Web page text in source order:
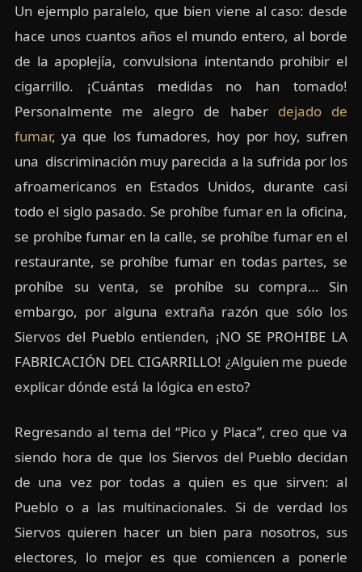
Un ejemplo paralelo, que bien viene al caso: desde
hace unos cuantos años el mundo entero, al borde
de la apoplejía, convulsiona intentando prohibir el
cigarrillo. ¡Cuántas medidas no han tomado!
Personalmente me alegro de haber dejado de
fumar, ya que los fumadores, hoy por hoy, sufren
una discriminación muy parecida a la sufrida por los
afroamericanos en Estados Unidos, durante casi
todo el siglo pasado. Se prohíbe fumar en la oficina,
se prohíbe fumar en la calle, se prohíbe fumar en el
restaurante, se prohíbe fumar en todas partes, se
prohíbe su venta, se prohíbe su compra… Sin
embargo, por alguna extraña razón que sólo los
Siervos del Pueblo entienden, ¡NO SE PROHIBE LA
FABRICACIÓN DEL CIGARRILLO! ¿Alguien me puede
explicar dónde está la lógica en esto?
Regresando al tema del “Pico y Placa”, creo que va
siendo hora de que los Siervos del Pueblo decidan
de una vez por todas a quien es que sirven: al
Pueblo o a las multinacionales. Si de verdad los
Siervos quieren hacer un bien para nosotros, sus
electores, lo mejor es que comiencen a ponerle